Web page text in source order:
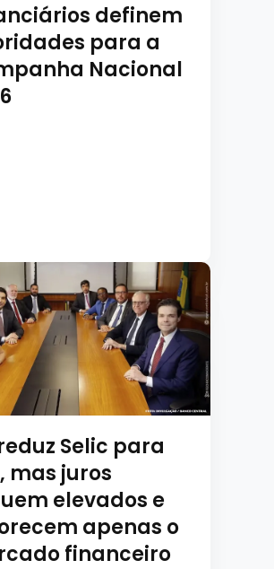
definem
para a
Nacional
Selic para
mas juros
elevados e
apenas o
financeiro